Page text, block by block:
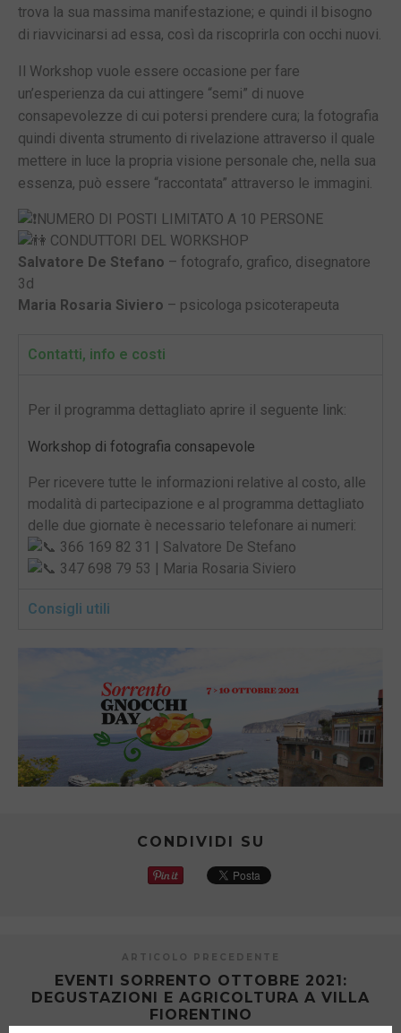
trova la sua massima manifestazione; e quindi il bisogno
di riavvicinarsi ad essa, così da riscoprirla con occhi nuovi.
Il Workshop vuole essere occasione per fare
un’esperienza da cui attingere “semi” di nuove
consapevolezze di cui potersi prendere cura; la fotografia
quindi diventa strumento di rivelazione attraverso il quale
mettere in luce la propria visione personale che, nella sua
essenza, può essere “raccontata” attraverso le immagini.
NUMERO DI POSTI LIMITATO A 10 PERSONE
CONDUTTORI DEL WORKSHOP
Salvatore De Stefano – fotografo, grafico, disegnatore
3d
Maria Rosaria Siviero – psicologa psicoterapeuta
Contatti, info e costi
Per il programma dettagliato aprire il seguente link:
Workshop di fotografia consapevole
Per ricevere tutte le informazioni relative al costo, alle
modalità di partecipazione e al programma dettagliato
delle due giornate è necessario telefonare ai numeri:
366 169 82 31 | Salvatore De Stefano
347 698 79 53 | Maria Rosaria Siviero
Consigli utili
CONDIVIDI SU
ARTICOLO PRECEDENTE
EVENTI SORRENTO OTTOBRE 2021:
DEGUSTAZIONI E AGRICOLTURA A VILLA
FIORENTINO